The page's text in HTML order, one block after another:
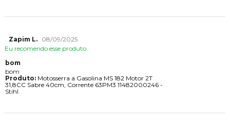
Zapim L.
08/09/2025
Eu recomendo esse produto.
bom
bom
Produto:Motosserra a Gasolina MS 182 Motor 2T
31,8CC Sabre 40cm, Corrente 63PM3 11482000246 -
Stihl